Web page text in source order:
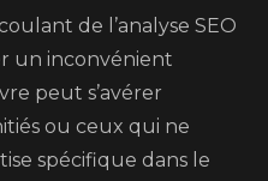
de l’analyse SEO
un inconvénient
peut s’avérer
ou ceux qui ne
spécifique dans le